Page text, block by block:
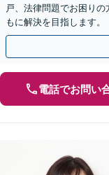
戸、法律問題でお困り
もに解決を目指します。
電話でお問い